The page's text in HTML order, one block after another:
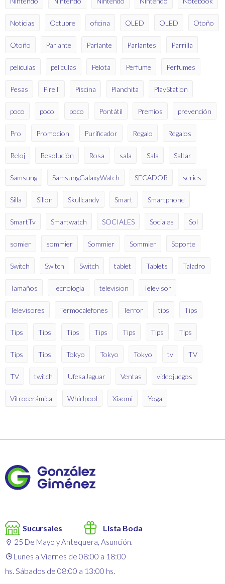
Noticias Octubre oficina OLED OLED Otoño
Otoño Parlante Parlante Parlantes Parrilla
peliculas películas Pelota Perfume Perfumes
Pesas Pirelli Piscina Planchita PlayStation
poco poco poco Pontátil Premios prevención
Pro Promocion Purificador Regalo Regalos
Reloj Resolución Rosa sala Sala Saltar
Samsung SamsungGalaxyWatch SECADOR series
Silla Sillon Skullcandy Smart Smartphone
SmartTv Smartwatch SOCIALES Sociales Sol
somier sommier Sommier Sommier Soporte
Switch Switch Switch tablet Tablets Taladro
Tamaños Tecnología television Televisor
Televisores Termocalefones Terror tips Tips
Tips Tips Tips Tips Tips Tips Tips
Tips Tips Tokyo Tokyo Tokyo tv TV
TV twitch UfesaJaguar Ventas videojuegos
Vitrocerámica Whirlpool Xiaomi Yoga
Sucursales Lista Boda
25 De Mayo y Antequera, Asunción.
Lunes a Viernes de 08:00 a 18:00
hs. Sábados de 08:00 a 13:00 hs.